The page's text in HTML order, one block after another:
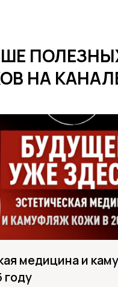
НА
медицина и
году